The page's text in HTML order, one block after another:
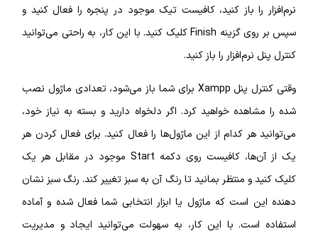
نرم‌افزار را باز کنید، کافیست تیک موجود در پنجره را فعال کنید و
سپس بر روی گزینه Finish کلیک کنید. با این کار، به راحتی می‌توانید
کنترل پنل نرم‌افزار را باز کنید.
وقتی کنترل پنل Xampp برای شما باز می‌شود، تعدادی ماژول نصب
شده را مشاهده خواهید کرد. اگر دلخواه دارید و بسته به نیاز خود،
می‌توانید هر کدام از این ماژول‌ها را فعال کنید. برای فعال کردن هر
یک از آن‌ها، کافیست روی دکمه Start موجود در مقابل هر یک
کلیک کنید و منتظر بمانید تا رنگ آن به سبز تغییر کند. رنگ سبز نشان
دهنده این است که ماژول یا ابزار انتخابی شما فعال شده و آماده
استفاده است. با این کار، به سهولت می‌توانید ایجاد و مدیریت